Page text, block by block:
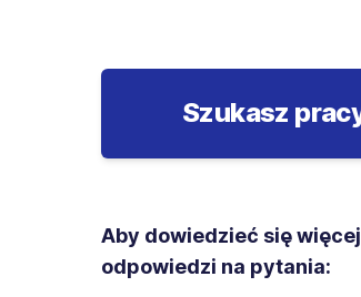
Szukasz
Aby dowiedzieć się
odpowiedzi na pytania: